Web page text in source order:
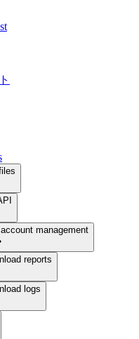
management
reports
logs